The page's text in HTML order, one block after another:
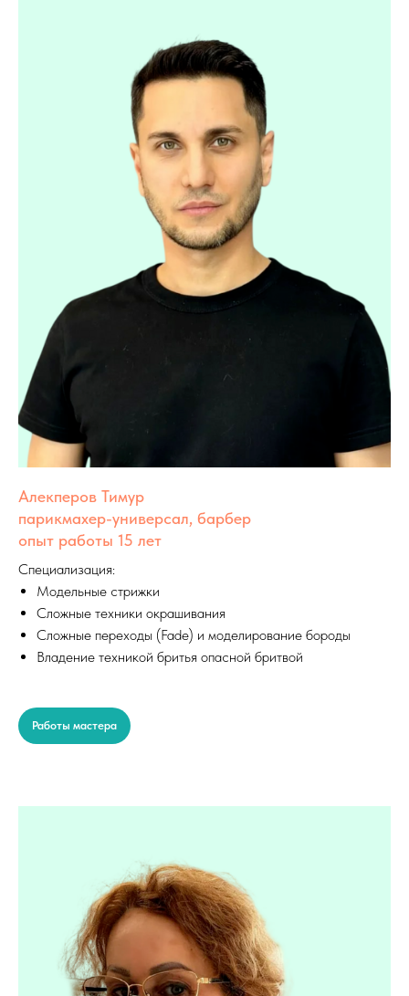
Алекперов Тимур
парикмахер-универсал, барбер
опыт работы 15 лет
Специализация:
Модельные стрижки
Сложные техники окрашивания
Сложные переходы (Fade) и моделирование бороды
Владение техникой бритья опасной бритвой
Работы мастера